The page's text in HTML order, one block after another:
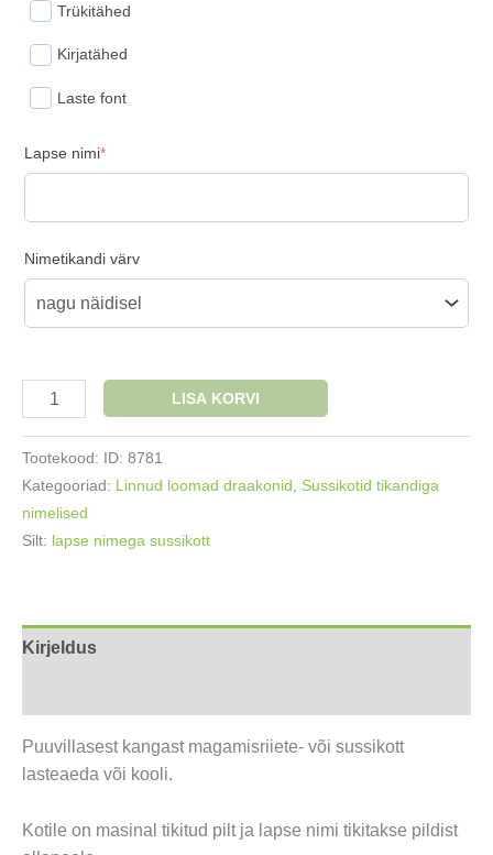
Trükitähed
Kirjatähed
Laste font
Lapse nimi*(required)
Nimetikandi värv
Nimega
sussikott
LISA KORVI
Tootekood: ID: 8781
Kategooriad: Linnud loomad draakonid, Sussikotid tikandiga
nimelised
Silt: lapse nimega sussikott
Kirjeldus
Puuvillasest kangast magamisriiete- või sussikott
lasteaeda või kooli.
Kotile on masinal tikitud pilt ja lapse nimi tikitakse pildist